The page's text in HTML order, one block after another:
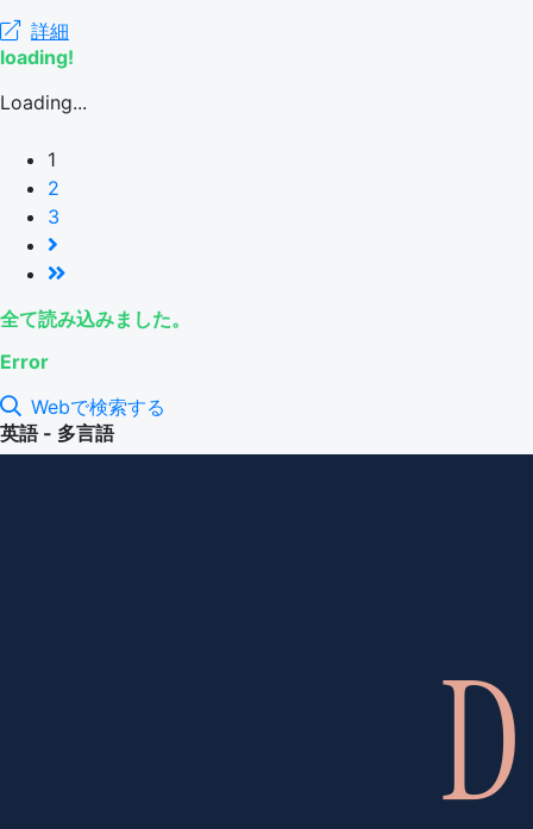
詳細
loading!
Loading...
1
2
3
全て読み込みました。
Error
Webで検索する
英語 - 多言語